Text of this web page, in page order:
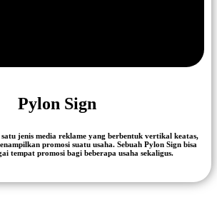
Pylon Sign
jenis media reklame yang berbentuk vertikal keatas,
promosi suatu usaha. Sebuah Pylon Sign bisa
tempat promosi bagi beberapa usaha sekaligus.